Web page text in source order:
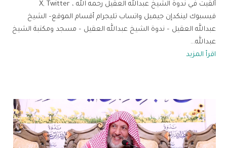
ألقيت في ندوة الشيخ عبدالله العقيل رحمه الله ، X, Twitter
فيسبوك لينكدإن جيميل واتساب تليجرام أقسام الموقع– الشيخ
عبدالله العقيل – ندوة الشيخ عبدالله العقيل – مسجد ومكتبة الشيخ
عبدالله...
اقرأ المزيد